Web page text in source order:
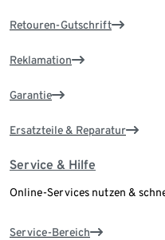
Retouren-Gutschrift
Reklamation
Garantie
Ersatzteile & Reparatur
Service & Hilfe
Online-Services nutzen &
Service-Bereich